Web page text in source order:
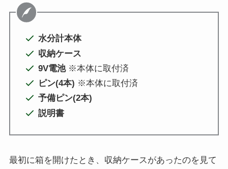
水分計本体
収納ケース
9V電池※本体に取付済
ピン(4本) ※本体に取付済
予備ピン(2本)
説明書
最初に箱を開けたとき、収納ケースがあったのを見て